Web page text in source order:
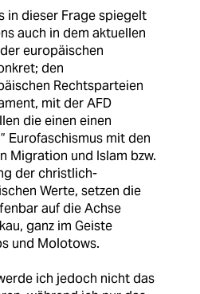
in dieser Frage spiegelt
auch in dem aktuellen
europäischen
den
Rechtsparteien
mit der AFD
die einen einen
Eurofaschismus mit den
Migration und Islam bzw.
der christlich-
Werte, setzen die
auf die Achse
ganz im Geiste
und Molotows.
ich jedoch nicht das